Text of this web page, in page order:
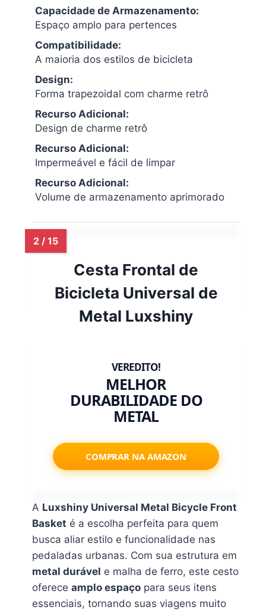
Capacidade de Armazenamento:
Espaço amplo para pertences
Compatibilidade:
A maioria dos estilos de bicicleta
Design:
Forma trapezoidal com charme retrô
Recurso Adicional:
Design de charme retrô
Recurso Adicional:
Impermeável e fácil de limpar
Recurso Adicional:
Volume de armazenamento aprimorado
Cesta Frontal de
Bicicleta Universal de
Metal Luxshiny
MELHOR
DURABILIDADE DO
METAL
COMPRAR NA AMAZON
A Luxshiny Universal Metal Bicycle Front
Basket é a escolha perfeita para quem
busca aliar estilo e funcionalidade nas
pedaladas urbanas. Com sua estrutura em
metal durável e malha de ferro, este cesto
oferece amplo espaço para seus itens
essenciais, tornando suas viagens muito